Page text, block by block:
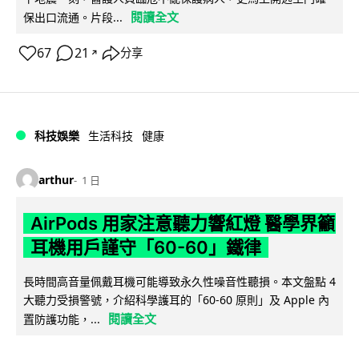
保出口流通。片段...
閱讀全文
67 21 ↗ 分享
科技娛樂 生活科技 健康
arthur 1 日
AirPods 用家注意聽力響紅燈 醫學界籲
耳機用戶謹守「60-60」鐵律
長時間高音量佩戴耳機可能導致永久性噪音性聽損。本文盤點 4
大聽力受損警號，介紹科學護耳的「60-60 原則」及 Apple 內
置防護功能，...
閱讀全文